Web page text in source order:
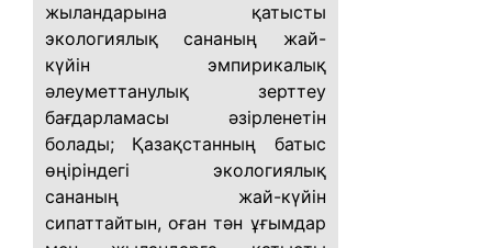
жыландарына қатысты
экологиялық сананың жай-
күйін эмпирикалық
әлеуметтанулық зерттеу
бағдарламасы әзірленетін
болады; Қазақстанның батыс
өңіріндегі экологиялық
сананың жай-күйін
сипаттайтын, оған тән ұғымдар